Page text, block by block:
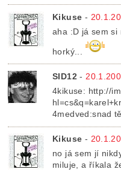
Kikuse -
aha :D já sem si
horký...
SID12 -
4kikuse: http://
4medved:snad
Kikuse -
no já sem jí
miluje, a říkala